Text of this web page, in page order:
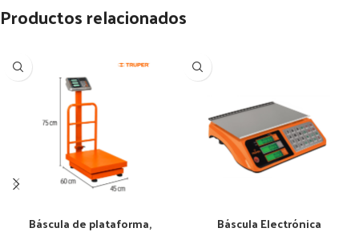
Productos relacionados
Báscula de plataforma, Báscula Electrónica